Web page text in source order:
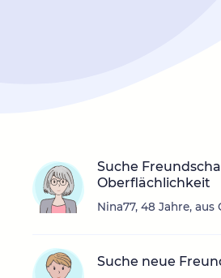
Suche
Oberflächlichkeit
Nina77, 48 Jahre,
Suche neue